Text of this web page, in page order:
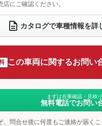
ルー
ート フロ
：装
：装
ラ ルー
：装
：装
店にご確認ください。
カタログで車種情報を詳
この車両に関するお問い
まずは在庫確認・見積
無料電話でお問い
。問合せ後に何度もご連絡が届く